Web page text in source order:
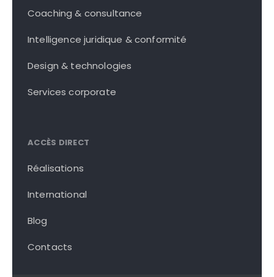
Coaching & consultance
Intelligence juridique & conformité
Design & technologies
Services corporate
ACCÈS DIRECT
Réalisations
International
Blog
Contacts